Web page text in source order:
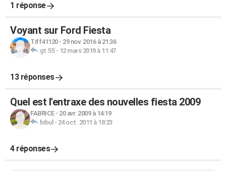
1 réponse
Voyant sur Ford Fiesta
Tiff41120- 29 nov. 2016 à 21:36
gt.55- 12 mars 2019 à 11:47
13 réponses
Quel est l'entraxe des nouvelles fiesta 2009
FABRICE- 20 avr. 2009 à 14:19
bibul - 24 oct. 2011 à 18:23
4 réponses